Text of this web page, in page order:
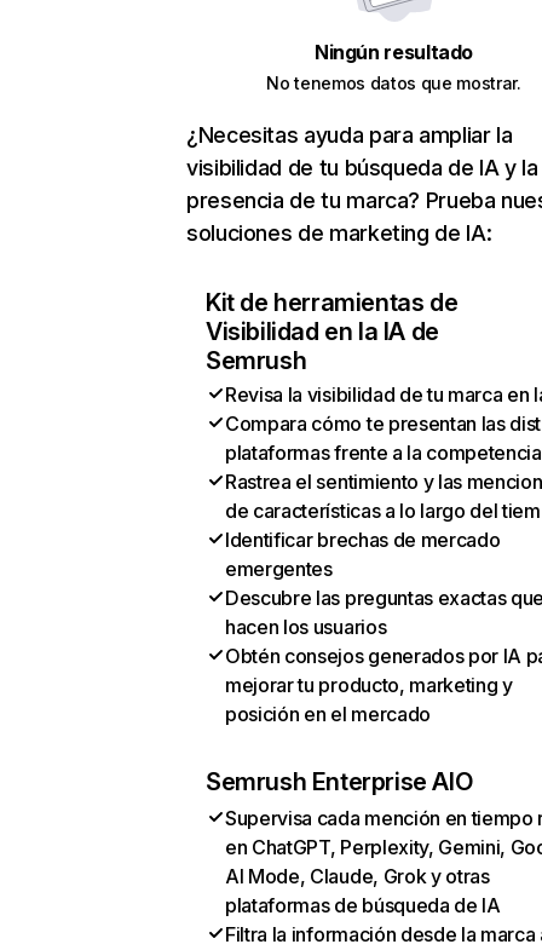
Ningún resultado
No tenemos datos que mostrar.
¿Necesitas ayuda para ampliar la
visibilidad de tu búsqueda de IA y la
presencia de tu marca? Prueba
soluciones de marketing de IA:
Kit de herramientas de
Visibilidad en la IA de
Semrush
Revisa la visibilidad de tu marca en
Compara cómo te presentan las
plataformas frente a la competencia
Rastrea el sentimiento y las
de características a lo largo del
Identificar brechas de mercado
emergentes
Descubre las preguntas exactas
hacen los usuarios
Obtén consejos generados por IA
mejorar tu producto, marketing y
posición en el mercado
Semrush Enterprise AIO
Supervisa cada mención en tiempo
en ChatGPT, Perplexity, Gemini,
AI Mode, Claude, Grok y otras
plataformas de búsqueda de IA
Filtra la información desde la marca